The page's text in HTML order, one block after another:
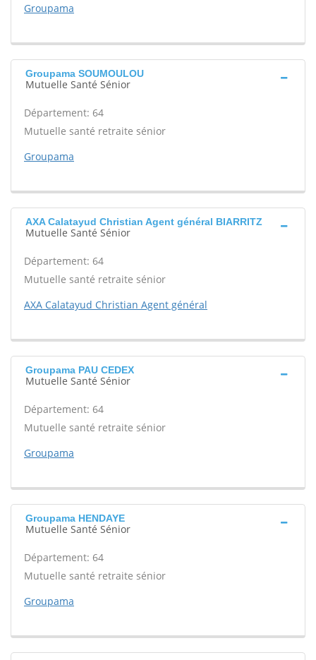
Groupama
Groupama SOUMOULOU
Mutuelle Santé Sénior
Département: 64
Mutuelle santé retraite sénior
Groupama
AXA Calatayud Christian Agent général BIARRITZ
Mutuelle Santé Sénior
Département: 64
Mutuelle santé retraite sénior
AXA Calatayud Christian Agent général
Groupama PAU CEDEX
Mutuelle Santé Sénior
Département: 64
Mutuelle santé retraite sénior
Groupama
Groupama HENDAYE
Mutuelle Santé Sénior
Département: 64
Mutuelle santé retraite sénior
Groupama